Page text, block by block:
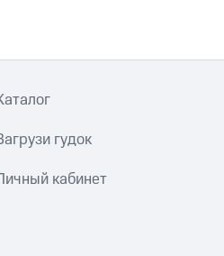
гудок
кабинет